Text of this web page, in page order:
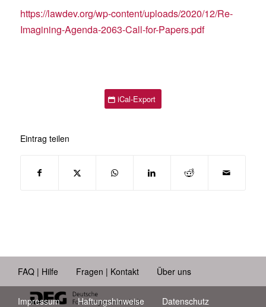
https://lawdev.org/wp-content/uploads/2020/12/Re-
Imagining-Agenda-2063-Call-for-Papers.pdf
iCal-Export
Eintrag teilen
FAQ | Hilfe Fragen | Kontakt Über uns
Impressum Haftungshinweise Datenschutz